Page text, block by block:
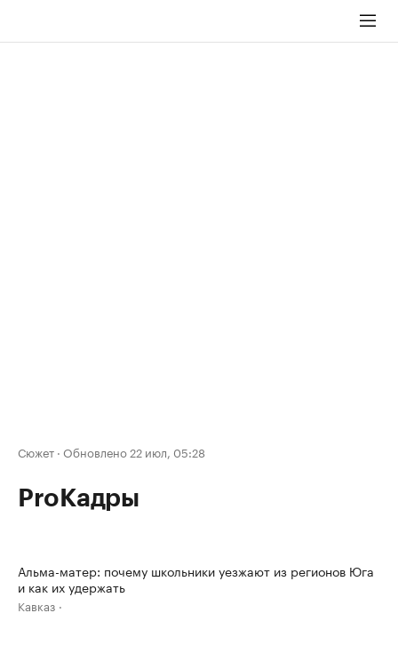
Сюжет · Обновлено 22 июл, 05:28
ProКадры
Альма-матер: почему школьники уезжают из регионов Юга
и как их удержать
Кавказ